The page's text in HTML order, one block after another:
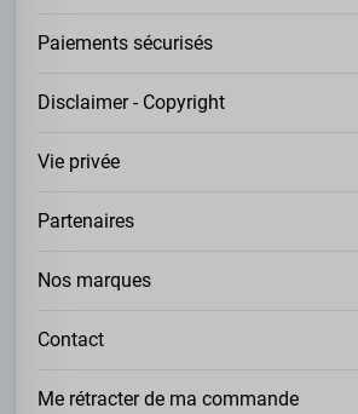
Paiements sécurisés
Disclaimer - Copyright
Vie privée
Partenaires
Nos marques
Contact
Me rétracter de ma commande